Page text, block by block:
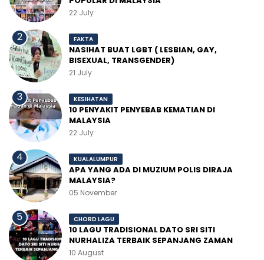
22 July
FAKTA
NASIHAT BUAT LGBT ( LESBIAN, GAY,
BISEXUAL, TRANSGENDER)
21 July
KESIHATAN
10 PENYAKIT PENYEBAB KEMATIAN DI
MALAYSIA
22 July
KUALALUMPUR
APA YANG ADA DI MUZIUM POLIS DIRAJA
MALAYSIA?
05 November
CHORD LAGU
10 LAGU TRADISIONAL DATO SRI SITI
NURHALIZA TERBAIK SEPANJANG ZAMAN
10 August